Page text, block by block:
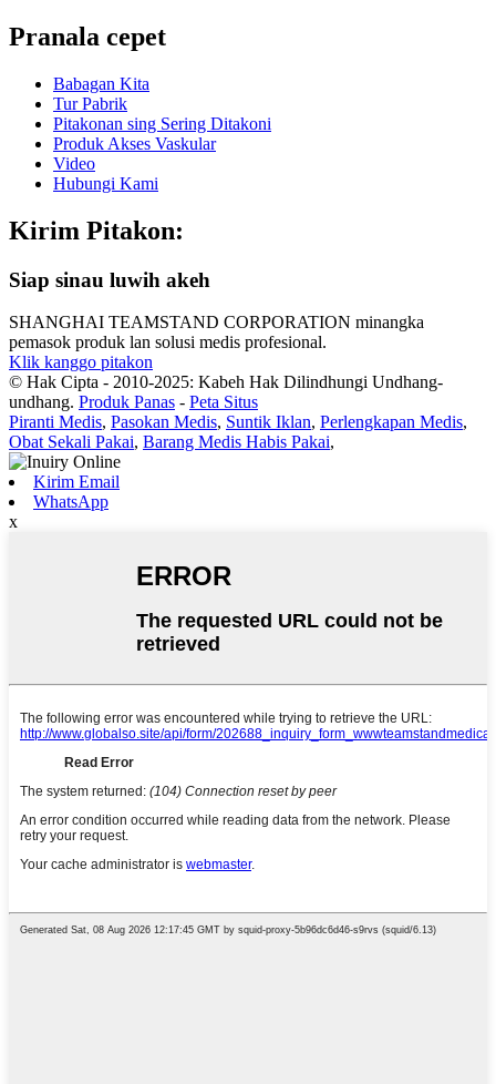
Pranala cepet
Babagan Kita
Tur Pabrik
Pitakonan sing Sering Ditakoni
Produk Akses Vaskular
Video
Hubungi Kami
Kirim Pitakon:
Siap sinau luwih akeh
SHANGHAI TEAMSTAND CORPORATION minangka
pemasok produk lan solusi medis profesional.
Klik kanggo pitakon
© Hak Cipta - 2010-2025: Kabeh Hak Dilindhungi Undhang-
undhang. Produk Panas - Peta Situs
Piranti Medis, Pasokan Medis, Suntik Iklan, Perlengkapan Medis,
Obat Sekali Pakai, Barang Medis Habis Pakai,
Kirim Email
WhatsApp
x